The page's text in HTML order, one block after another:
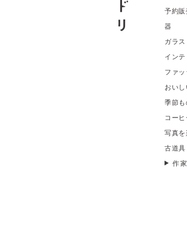
予約販
器
ガラス
インテ
ファッ
おい
季節も
コー
写真を
古道具
作